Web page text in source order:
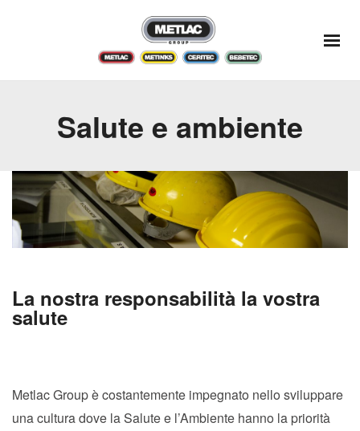
Salute e ambiente
La nostra responsabilità la vostra
salute
Metlac Group è costantemente impegnato nello sviluppare
una cultura dove la Salute e l’Ambiente hanno la priorità